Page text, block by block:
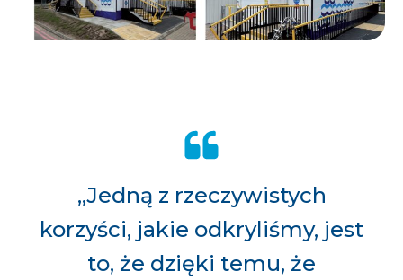
„Jedną z rzeczywistych
korzyści, jakie odkryliśmy, jest
to, że dzięki temu, że